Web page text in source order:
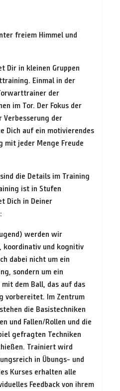
freiem Himmel und
Dir in kleinen Gruppen
Einmal in der
der
im Tor. Der Fokus der
Verbesserung der
Dich auf ein motivierendes
mit jeder Menge Freude
die Details im Training
ist in Stufen
Dich in Deiner
werden wir
koordinativ und kognitiv
dabei nicht um ein
sondern um ein
dem Ball, das auf das
vorbereitet. Im Zentrum
die Basistechniken
und Fallen/Rollen und die
gefragten Techniken
Trainiert wird
in Übungs- und
Kurses erhalten alle
Feedback von ihrem